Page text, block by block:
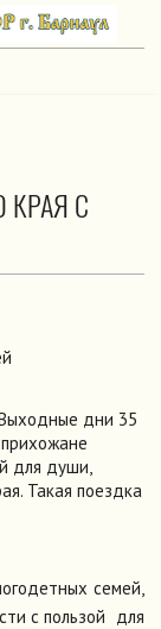
КРАЯ С
дни 35
для души,
Такая поездка
семей,
с пользой для